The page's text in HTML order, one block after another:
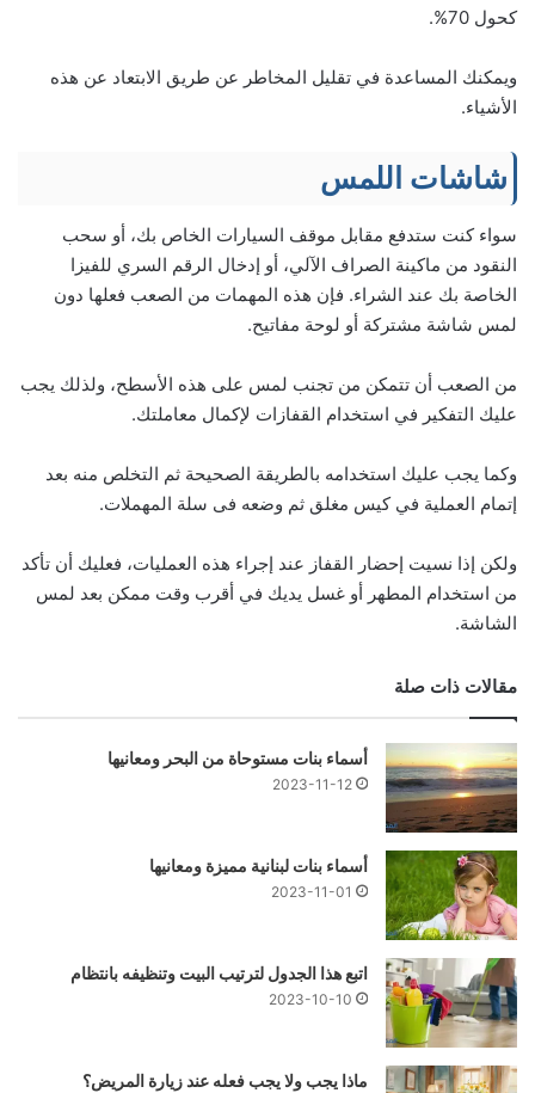
كحول 70%.
ويمكنك المساعدة في تقليل المخاطر عن طريق الابتعاد عن هذه
الأشياء.
شاشات اللمس
سواء كنت ستدفع مقابل موقف السيارات الخاص بك، أو سحب
النقود من ماكينة الصراف الآلي، أو إدخال الرقم السري للفيزا
الخاصة بك عند الشراء. فإن هذه المهمات من الصعب فعلها دون
لمس شاشة مشتركة أو لوحة مفاتيح.
من الصعب أن تتمكن من تجنب لمس على هذه الأسطح، ولذلك يجب
عليك التفكير في استخدام القفازات لإكمال معاملتك.
وكما يجب عليك استخدامه بالطريقة الصحيحة ثم التخلص منه بعد
إتمام العملية في كيس مغلق ثم وضعه فى سلة المهملات.
ولكن إذا نسيت إحضار القفاز عند إجراء هذه العمليات، فعليك أن تأكد
من استخدام المطهر أو غسل يديك في أقرب وقت ممكن بعد لمس
الشاشة.
مقالات ذات صلة
أسماء بنات مستوحاة من البحر ومعانيها
2023-11-12
أسماء بنات لبنانية مميزة ومعانيها
2023-11-01
اتبع هذا الجدول لترتيب البيت وتنظيفه بانتظام
2023-10-10
ماذا يجب ولا يجب فعله عند زيارة المريض؟